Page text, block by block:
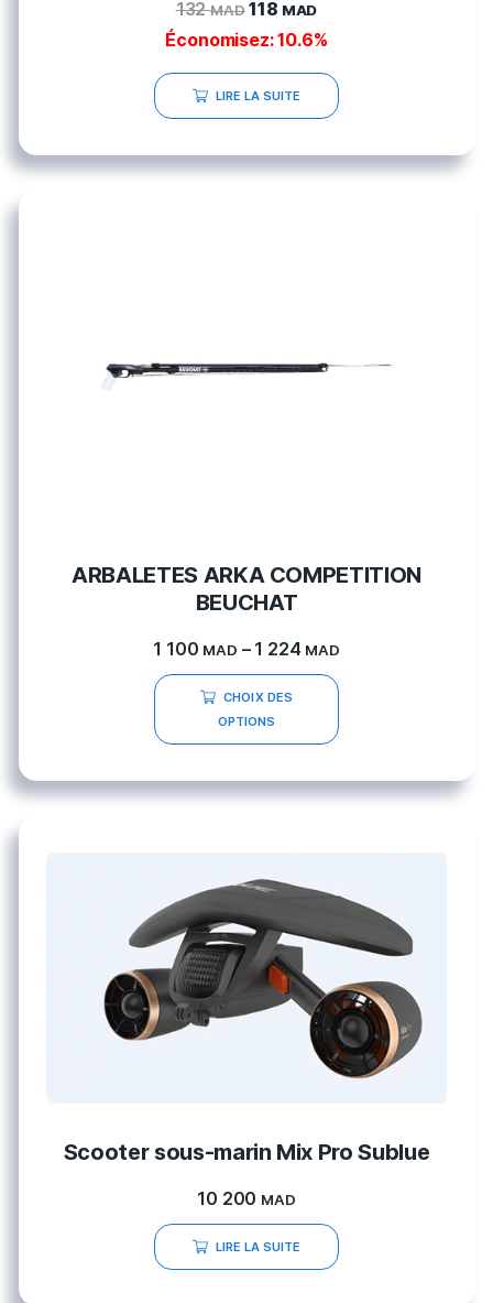
132MAD 118 MAD
Économisez: 10.6%
LIRE LA SUITE
ARBALETES ARKA COMPETITION
BEUCHAT
1 100 MAD – 1 224 MAD
CHOIX DES
OPTIONS
Scooter sous-marin Mix Pro Sublue
10 200 MAD
LIRE LA SUITE